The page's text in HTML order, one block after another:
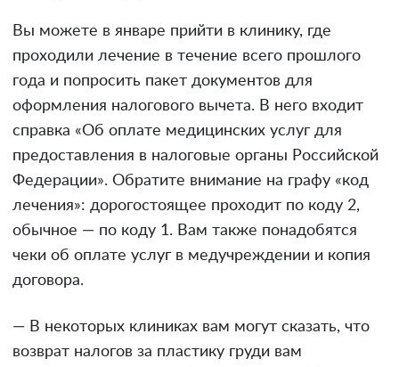
Вы можете в январе прийти в клинику, где
проходили лечение в течение всего прошлого
года и попросить пакет документов для
оформления налогового вычета. В него входит
справка «Об оплате медицинских услуг для
предоставления в налоговые органы Российской
Федерации». Обратите внимание на графу «код
лечения»: дорогостоящее проходит по коду 2,
обычное — по коду 1. Вам также понадобятся
чеки об оплате услуг в медучреждении и копия
договора.
— В некоторых клиниках вам могут сказать, что
возврат налогов за пластику груди вам